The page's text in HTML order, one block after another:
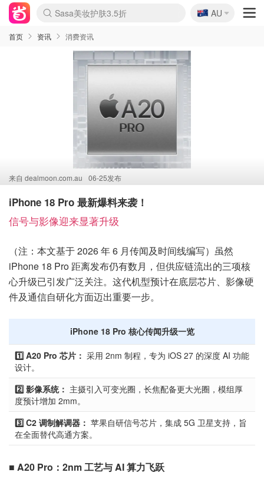
lululemon折扣上新
Sasa美妆护肤3.5折
SSENSE年中2.5折
FreshBeauty好价汇总
Cettire降价+叠9折
WWS Coles超市实拍
viagogo二手票捡漏
Myer超级周末
The Outnet奢牌1折起
David Jones 3折起
Flannels大牌1折
Perfumes Club护肤1折
AMIRO面罩$251
Amazon折扣汇总
eToro入金$200送$50
Amazon数码好物
ICONIC本周7.5折
ThedoubleF高奢地板价
Moose Knuckles 6折
丝芙兰5折起
EUFY摄像头$98
Selenichast首饰2折
Trip机票酒店促销
YSL送5件彩妆礼
Amazon家居好物
Amazon美妆护肤
雅漾大喷$8
过敏原检测盒$33
伊索独家赠50ml沐浴露
科颜氏高保湿面霜$29
SEALIFE海洋馆门票6折
丝塔芙大白罐$16
订阅Newsletter送香薰
Cult Beauty 6.8折
Harrods圣诞日历$525
LN-CC奢牌私促3折
d'Alba空姐喷雾$16
EVE LOM套装£56
Bernardelli独家4折
Adore Beauty 6折起
CT圣诞日历
Mytheresa奢品2.7折
Luxury Escapes 9折
Currentbody美容仪$881
MOON Garden Live
Roborock扫地机$649
Tingo Life水杯$24
Valentino官网5折
CR洗护套装$23
修丽可4件套$159
Myer彩妆2件7折
GANNI官网4.5折
Stylevana韩妆4折
Tessabit高奢8.5折
OGX洗发水$11
Amazon阿德莱德次日达
卡诗8.5折+赠礼
Philips Hue灯具8折
🇦🇺
AU
首页 资讯 消费资讯
来自 dealmoon.com.au 06-25发布
iPhone 18 Pro 最新爆料来袭！
信号与影像迎来显著升级
（注：本文基于 2026 年 6 月传闻及时间线编写）虽然
iPhone 18 Pro 距离发布仍有数月，但供应链流出的三项核
心升级已引发广泛关注。这代机型预计在底层芯片、影像硬
件及通信自研化方面迈出重要一步。
iPhone 18 Pro 核心传闻升级一览
1️⃣ A20 Pro 芯片： 采用 2nm 制程，专为 iOS 27 的深度 AI 功能
设计。
2️⃣ 影像系统： 主摄引入可变光圈，长焦配备更大光圈，模组厚
度预计增加 2mm。
3️⃣ C2 调制解调器： 苹果自研信号芯片，集成 5G 卫星支持，旨
在全面替代高通方案。
■ A20 Pro：2nm 工艺与 AI 算力飞跃